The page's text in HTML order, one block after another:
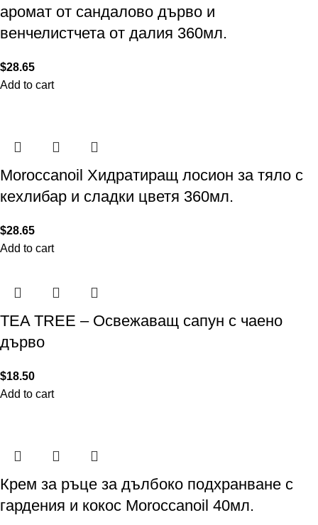
аромат от сандалово дърво и
венчелистчета от далия 360мл.
$28.65
Add to cart
Moroccanoil Хидратиращ лосион за тяло с
кехлибар и сладки цветя 360мл.
$28.65
Add to cart
TEA TREE – Освежаващ сапун с чаено
дърво
$18.50
Add to cart
Крем за ръце за дълбоко подхранване с
гардения и кокос Moroccanoil 40мл.